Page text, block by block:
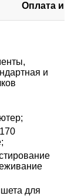
Оплата и
и
для